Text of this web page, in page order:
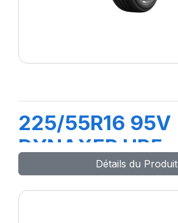
225/55R16 95V
DYNAXER HP5
Détails du Produit